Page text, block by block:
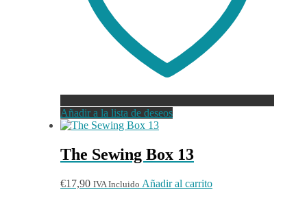
Añadir a la lista de deseos
The Sewing Box 13
€17,90 IVA Incluido Añadir al carrito